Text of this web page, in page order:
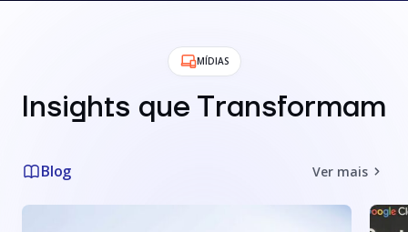
MÍDIAS
Insights que Transformam
Blog Ver mais